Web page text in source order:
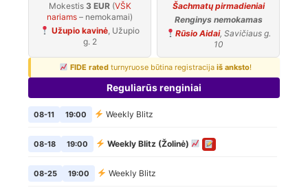
Mokestis 3 EUR(VŠK
nariams – nemokamai)
Užupio kavinė, Užupio
g. 2
Šachmatų pirmadieniai
Renginys nemokamas
Rūsio Aidai, Savičiaus g.
10
FIDE ratedturnyruose būtina registracija iš anksto!
Reguliarūs renginiai
08-11 19:00 Weekly Blitz
08-18 19:00 Weekly Blitz (Žolinė)
08-25 19:00 Weekly Blitz